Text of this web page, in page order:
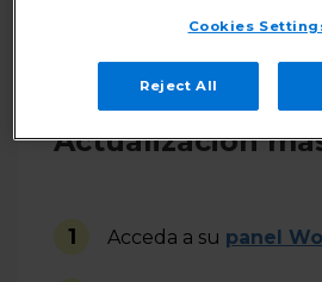
Actualización
1 Acceda a su panel
Cookies
Reject All